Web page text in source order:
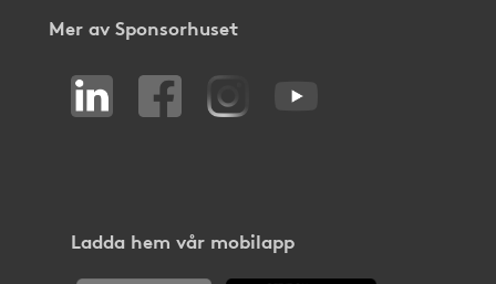
Mer av Sponsorhuset
Ladda hem vår mobilapp